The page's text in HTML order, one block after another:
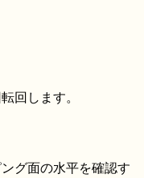
回します。
グ面の水平を確認す